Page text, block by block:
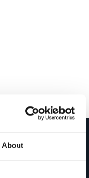
About
& Ressources